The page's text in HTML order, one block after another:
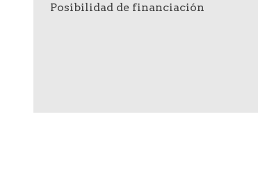
Posibilidad de financiación